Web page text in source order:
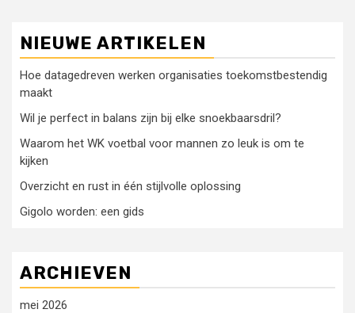
NIEUWE ARTIKELEN
Hoe datagedreven werken organisaties toekomstbestendig
maakt
Wil je perfect in balans zijn bij elke snoekbaarsdril?
Waarom het WK voetbal voor mannen zo leuk is om te
kijken
Overzicht en rust in één stijlvolle oplossing
Gigolo worden: een gids
ARCHIEVEN
mei 2026